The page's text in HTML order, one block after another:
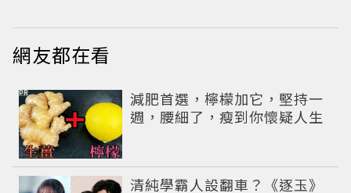
網友都在看
減肥首選，檸檬加它，堅持一
週，腰細了，瘦到你懷疑人生
PR
清純學霸人設翻車？《逐玉》